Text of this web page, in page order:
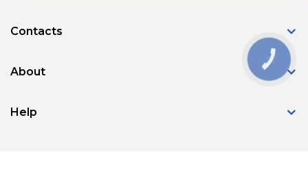
Contacts
About
Help
КНОПКА
ЗВ'ЯЗКУ